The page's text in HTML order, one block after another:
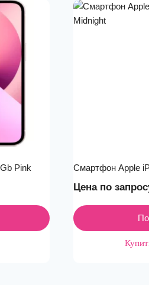
Pink Смартфон Apple
Цена по